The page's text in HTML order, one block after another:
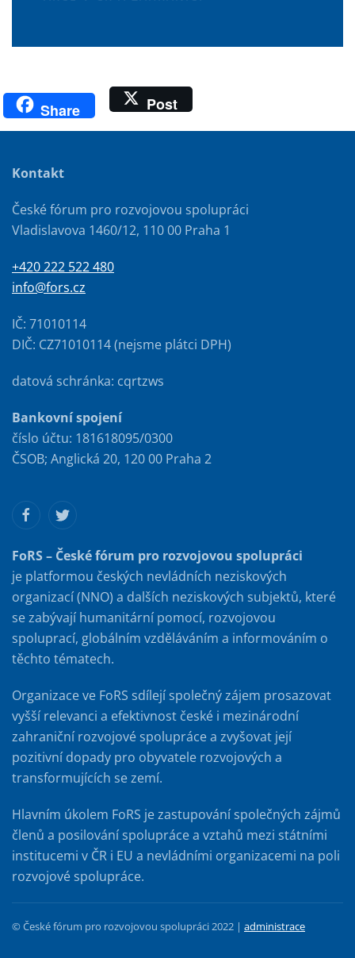
Share Post
Kontakt
České fórum pro rozvojovou spolupráci
Vladislavova 1460/12, 110 00 Praha 1
+420 222 522 480
info@fors.cz
IČ: 71010114
DIČ: CZ71010114 (nejsme plátci DPH)
datová schránka: cqrtzws
Bankovní spojení
číslo účtu: 181618095/0300
ČSOB; Anglická 20, 120 00 Praha 2
FoRS – České fórum pro rozvojovou spolupráci
je platformou českých nevládních neziskových
organizací (NNO) a dalších neziskových subjektů, které
se zabývají humanitární pomocí, rozvojovou
spoluprací, globálním vzděláváním a informováním o
těchto tématech.
Organizace ve FoRS sdílejí společný zájem prosazovat
vyšší relevanci a efektivnost české i mezinárodní
zahraniční rozvojové spolupráce a zvyšovat její
pozitivní dopady pro obyvatele rozvojových a
transformujících se zemí.
Hlavním úkolem FoRS je zastupování společných zájmů
členů a posilování spolupráce a vztahů mezi státními
institucemi v ČR i EU a nevládními organizacemi na poli
rozvojové spolupráce.
© České fórum pro rozvojovou spolupráci 2022 | administrace